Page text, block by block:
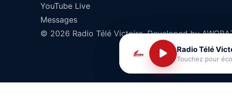
Radio Télé
Touchez pour
YouTube Live
Messages
© 2026 Radio Télé Victoire. Developed by
Radio Télé
Touchez pour